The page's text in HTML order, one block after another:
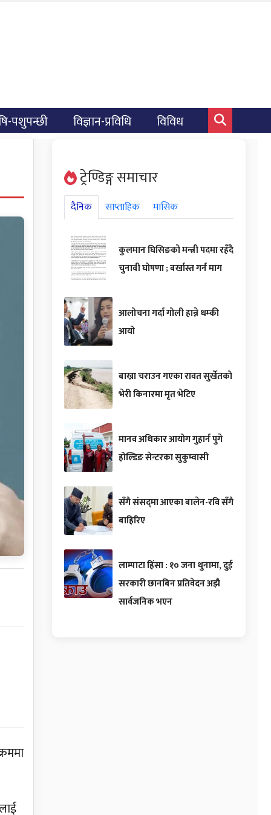
पशुपन्छी विज्ञान-प्रविधि विविध
ट्रेण्डिङ्ग समाचार
दैनिक साप्ताहिक मासिक
कुलमान घिसिङको मन्त्री पदमा रहँदै
चुनावी घोषणा ; बर्खास्त गर्न माग
आलोचना गर्दा गोली हान्ने धम्की
आयो
बाख्रा चराउन गएका रावत सुर्खेतको
भेरी किनारमा मृत भेटिए
मानव अधिकार आयोग गुहार्न पुगे
होल्डिङ सेन्टरका सुकुम्वासी
सँगै संसद्‌मा आएका बालेन-रवि सँगै
बाहिरिए
लाम्पाटा हिंसा : १० जना थुनामा, दुई
सरकारी छानबिन प्रतिवेदन अझै
सार्वजनिक भएन